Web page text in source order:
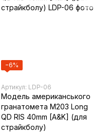
−6%
Артикул: LDP-06
Модель американського
гранатомета M203 Long
QD RIS 40mm [A&K] (для
страйкболу)